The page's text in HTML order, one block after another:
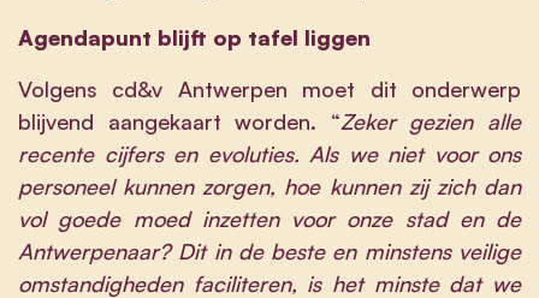
Agendapunt blijft op tafel liggen
Volgens cd&v Antwerpen moet dit onderwerp
blijvend aangekaart worden. “Zeker gezien alle
recente cijfers en evoluties. Als we niet voor ons
personeel kunnen zorgen, hoe kunnen zij zich dan
vol goede moed inzetten voor onze stad en de
Antwerpenaar? Dit in de beste en minstens veilige
omstandigheden faciliteren, is het minste dat we